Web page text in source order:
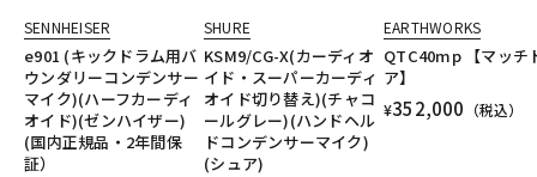
SENNHEISER
e901 (キックドラム用バ
ウンダリーコンデンサー
マイク)(ハーフカーディ
オイド)(ゼンハイザー)
(国内正規品・2年間保
証）
SHURE
KSM9/CG-X(カーディオ
イド・スーパーカーディ
オイド切り替え)(チャコ
ールグレー)(ハンドヘル
ドコンデンサーマイク)
(シュア)
EARTHWORKS
QTC40mp 【マッチ
ア】
¥352,000 （税込）